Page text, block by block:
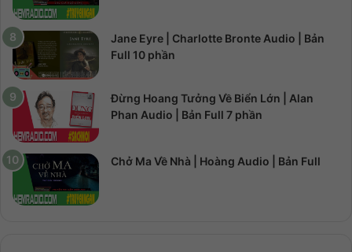
Jane Eyre | Charlotte Bronte Audio | Bản
Full 10 phần
Đừng Hoang Tưởng Về Biển Lớn | Alan
Phan Audio | Bản Full 7 phần
Chở Ma Về Nhà | Hoàng Audio | Bản Full